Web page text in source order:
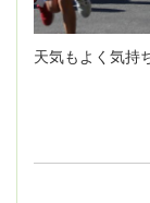
天気もよく気持